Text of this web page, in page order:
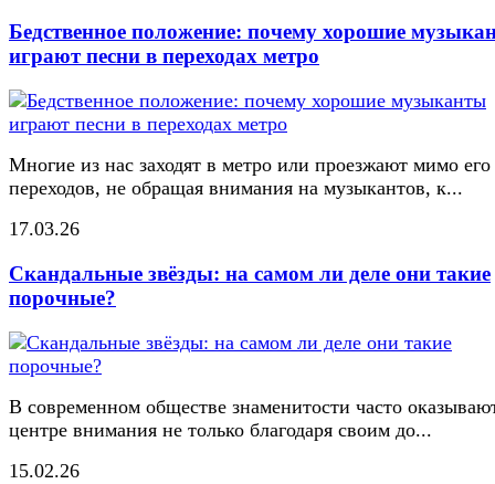
Бедственное положение: почему хорошие
играют песни в переходах метро
Многие из нас заходят в метро или проезжают мимо его
переходов, не обращая внимания на музыкантов, к...
17.03.26
Скандальные звёзды: на самом ли деле они такие
порочные?
В современном обществе знаменитости часто
центре внимания не только благодаря своим до...
15.02.26